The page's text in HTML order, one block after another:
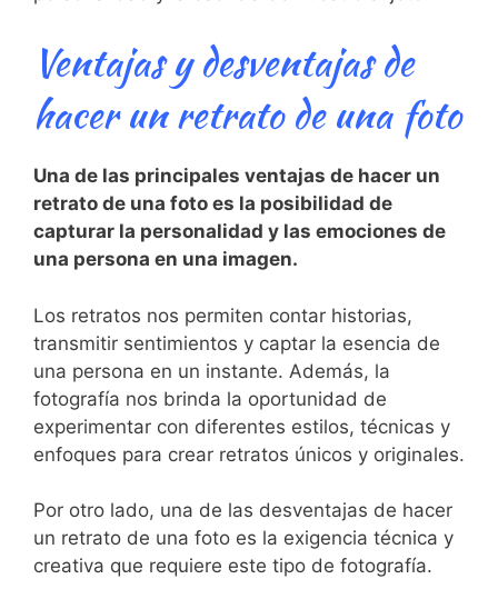
Ventajas y desventajas de
hacer un retrato⁢ de una foto
Una de las principales ventajas‌ de hacer un⁣
retrato‍ de una foto es la posibilidad de
capturar la personalidad y las emociones de
‌una persona en una imagen.
Los retratos nos permiten‌ contar​ historias,
transmitir sentimientos y captar la‍ esencia ​de
una persona en un⁢ instante. Además, la
fotografía⁣ nos brinda ‍la oportunidad de⁢
experimentar con‍ diferentes estilos, técnicas y
enfoques para⁣ crear retratos únicos y⁣ originales.
Por ​otro lado, una de las desventajas de ‌hacer
un retrato de una foto es la exigencia técnica y
creativa ‍que requiere​ este tipo ⁢de fotografía.